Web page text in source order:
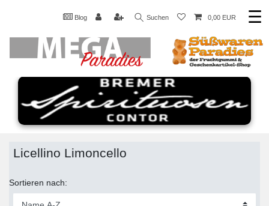
Blog Suchen 0,00 EUR ☰
Licellino Limoncello
Sortieren nach: